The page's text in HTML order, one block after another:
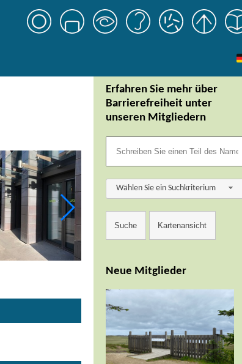
Erfahren Sie mehr über
Barrierefreiheit unter
unseren Mitgliedern
Wählen Sie ein Suchkriterium
Neue Mitglieder